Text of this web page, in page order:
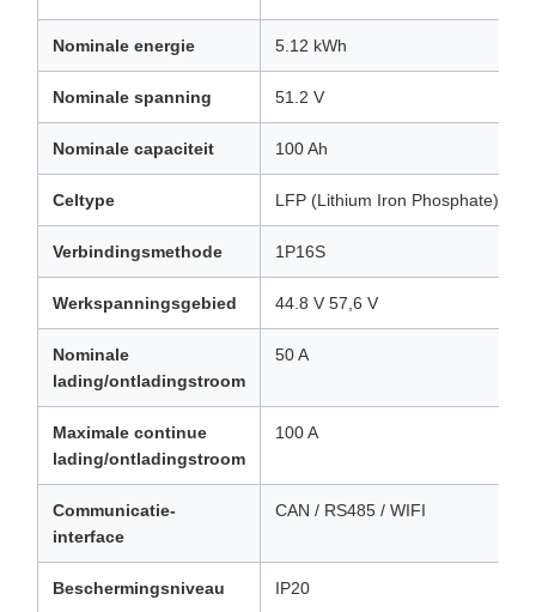
Nominale energie 5.12 kWh
Nominale spanning 51.2 V
Nominale capaciteit 100 Ah
Celtype LFP (Lithium Iron Phosphate)
Verbindingsmethode 1P16S
Werkspanningsgebied 44.8 V 57,6 V
Nominale
lading/ontladingstroom
50 A
Maximale continue
lading/ontladingstroom
100 A
Communicatie-
interface
CAN / RS485 / WIFI
Beschermingsniveau IP20